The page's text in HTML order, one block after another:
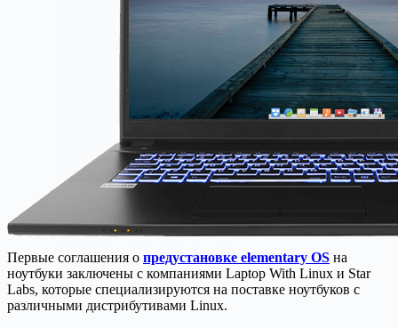
Первые соглашения о предустановке elementary OS на
ноутбуки заключены с компаниями Laptop With Linux и Star
Labs, которые специализируются на поставке ноутбуков с
различными дистрибутивами Linux.